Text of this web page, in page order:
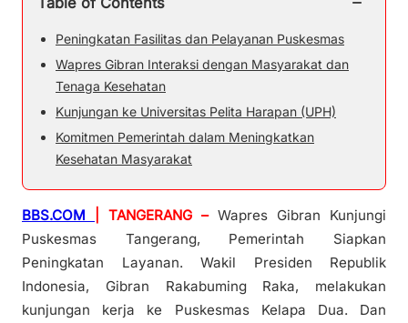
Peningkatan Fasilitas dan Pelayanan Puskesmas
Wapres Gibran Interaksi dengan Masyarakat dan
Tenaga Kesehatan
Kunjungan ke Universitas Pelita Harapan (UPH)
Komitmen Pemerintah dalam Meningkatkan
Kesehatan Masyarakat
BBS.COM | TANGERANG – Wapres Gibran Kunjungi
Puskesmas Tangerang, Pemerintah Siapkan
Peningkatan Layanan. Wakil Presiden Republik
Indonesia, Gibran Rakabuming Raka, melakukan
kunjungan kerja ke Puskesmas Kelapa Dua. Dan